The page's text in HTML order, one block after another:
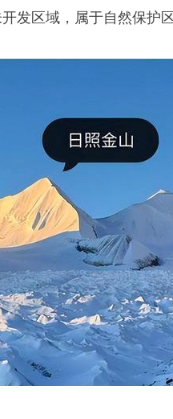
发区域，属于自然保护